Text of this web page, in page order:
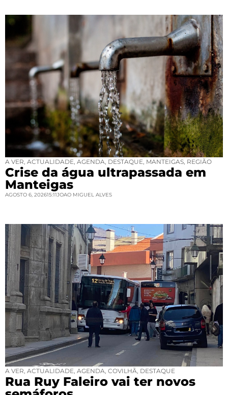
A VER ACTUALIDADE AGENDA DESTAQUE MANTEIGAS REGIÃO
Crise da água ultrapassada em
Manteigas
AGOSTO 6, 202615:11JOAO MIGUEL ALVES
A VER ACTUALIDADE AGENDA COVILHÃ DESTAQUE
Rua Ruy Faleiro vai ter novos